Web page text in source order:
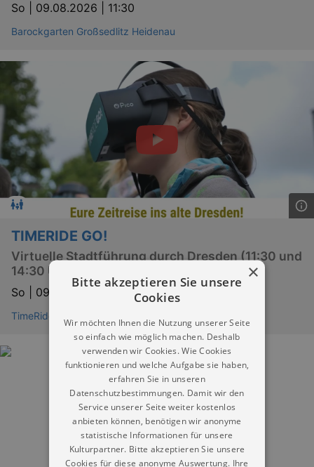
So | 09.08.2026 | 11:30
Barockgarten Großsedlitz Heidenau
TIMERIDE GO!
Virtuelle Stadtführung durch Dresden (11:30 und
14:30 Uhr)
So | 09.08.2026 | 11:30
TimeRide Dresden
×
Bitte akzeptieren Sie unsere
Cookies
Wir möchten Ihnen die Nutzung unserer Seite
so einfach wie möglich machen. Deshalb
verwenden wir Cookies. Wie Cookies
funktionieren und welche Aufgabe sie haben,
erfahren Sie in unseren
Datenschutzbestimmungen. Damit wir den
Service unserer Seite weiter kostenlos
anbieten können, benötigen wir anonyme
statistische Informationen für unsere
Kulturpartner. Bitte akzeptieren Sie unsere
Cookies für diese anonyme Auswertung. Ihre